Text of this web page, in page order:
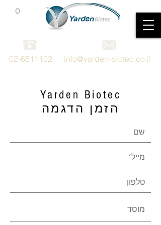
02-6511102 info@yarden-biotec.co.il
0
Yarden Biotec
הזמן הדגמה